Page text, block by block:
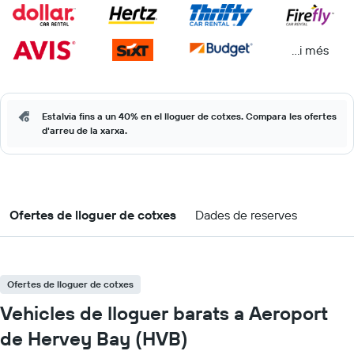
...i més
Estalvia fins a un 40% en el lloguer de cotxes. Compara les ofertes
d'arreu de la xarxa.
Ofertes de lloguer de cotxes Dades de reserves
Ofertes de lloguer de cotxes
Vehicles de lloguer barats a Aeroport
de Hervey Bay (HVB)